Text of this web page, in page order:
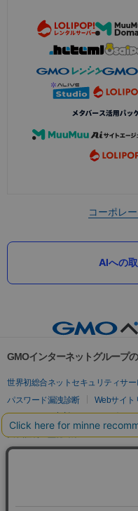
コーポレ
AIへの
GMOインターネットグループ
世界初総合ネットセキュリティサー
パスワード漏洩診断
Webサイト
セキュリティ相談AIチャットボット
実在証明・盗聴対策
サイバー攻撃対策（GMOサイバー